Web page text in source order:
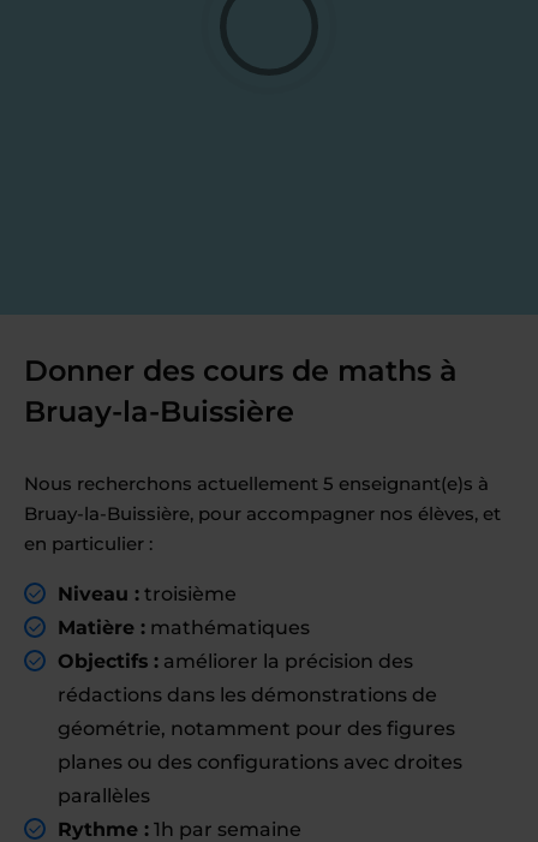
Donner des cours de maths à
Bruay-la-Buissière
Nous recherchons actuellement 5 enseignant(e)s à
Bruay-la-Buissière, pour accompagner nos élèves, et
en particulier :
Niveau : troisième
Matière : mathématiques
Objectifs : améliorer la précision des
rédactions dans les démonstrations de
géométrie, notamment pour des figures
planes ou des configurations avec droites
parallèles
Rythme : 1h par semaine